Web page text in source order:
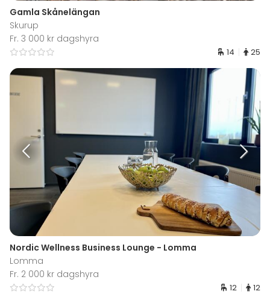
Gamla Skånelängan
Skurup
Fr. 3 000 kr dagshyra
14 25
Nordic Wellness Business Lounge - Lomma
Lomma
Fr. 2 000 kr dagshyra
12 12